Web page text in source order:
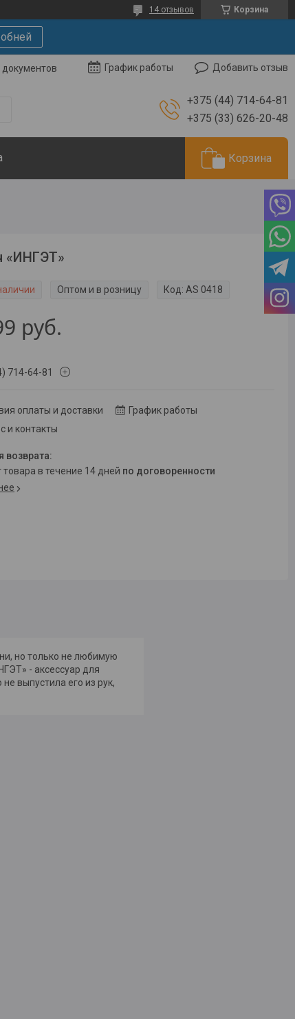
Корзина
14 отзывов
документов График работы Добавить отзыв
+375 (44) 714-64-81
+375 (33) 626-20-48
Корзина
«ИНГЭТ»
Оптом и в розницу Код:AS 0418
руб.
714-64-81
оплаты и доставки
График работы
и контакты
товара в течение 14 дней по договоренности
но только не любимую
- аксессуар для
выпустила его из рук,